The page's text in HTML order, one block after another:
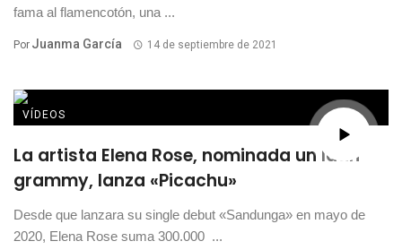
fama al flamencotón, una ...
Por Juanma García 14 de septiembre de 2021
VÍDEOS
La artista Elena Rose, nominada un latin
grammy, lanza «Picachu»
Desde que lanzara su single debut «Sandunga» en mayo de
2020, Elena Rose suma 300.000 ...